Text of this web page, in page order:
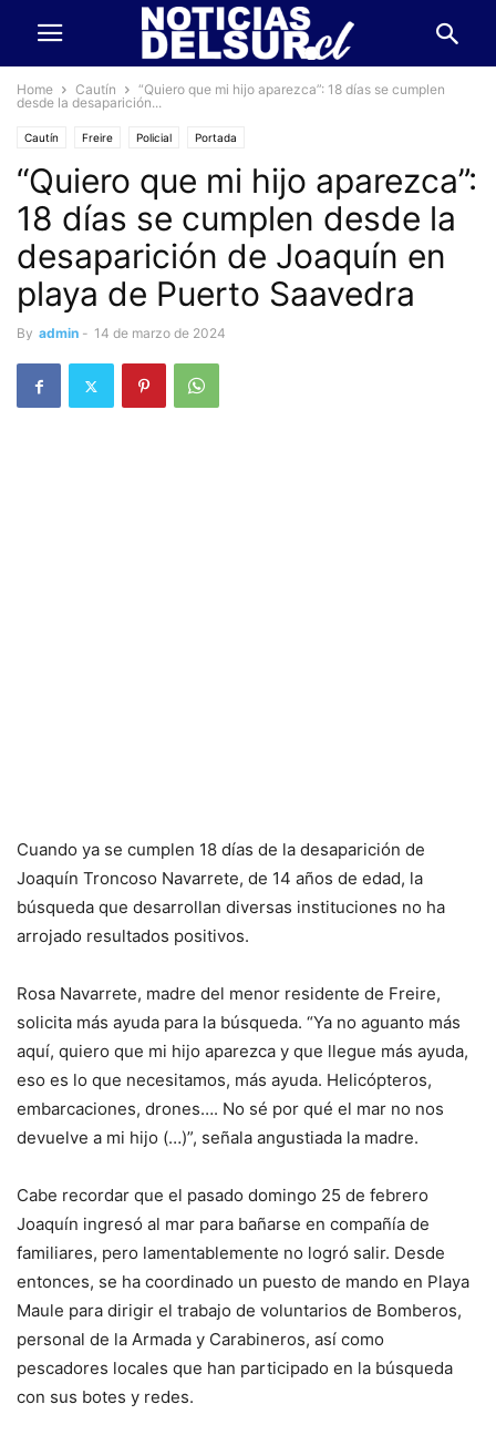
Home Cautín
“Quiero que mi hijo aparezca”: 18 días se cumplen
desde la desaparición...
Cautín Freire Policial Portada
“Quiero que mi hijo aparezca”:
18 días se cumplen desde la
desaparición de Joaquín en
playa de Puerto Saavedra
By admin - 14 de marzo de 2024
Cuando ya se cumplen 18 días de la desaparición de
Joaquín Troncoso Navarrete, de 14 años de edad, la
búsqueda que desarrollan diversas instituciones no ha
arrojado resultados positivos.
Rosa Navarrete, madre del menor residente de Freire,
solicita más ayuda para la búsqueda. “Ya no aguanto más
aquí, quiero que mi hijo aparezca y que llegue más ayuda,
eso es lo que necesitamos, más ayuda. Helicópteros,
embarcaciones, drones…. No sé por qué el mar no nos
devuelve a mi hijo (…)”, señala angustiada la madre.
Cabe recordar que el pasado domingo 25 de febrero
Joaquín ingresó al mar para bañarse en compañía de
familiares, pero lamentablemente no logró salir. Desde
entonces, se ha coordinado un puesto de mando en Playa
Maule para dirigir el trabajo de voluntarios de Bomberos,
personal de la Armada y Carabineros, así como
pescadores locales que han participado en la búsqueda
con sus botes y redes.